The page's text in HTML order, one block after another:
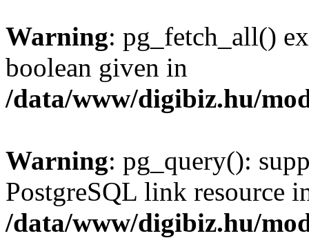
Warning: pg_fetch_all()
boolean given in
/data/www/digibiz.hu/
Warning: pg_query():
PostgreSQL link resource
/data/www/digibiz.hu/